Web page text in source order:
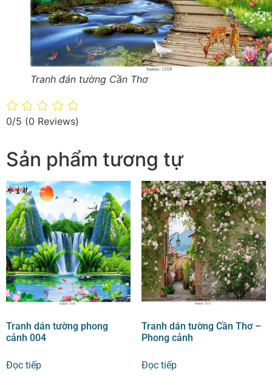
Tranh đán tường Cần Thơ
0/5 (0 Reviews)
Sản phẩm tương tự
Tranh dán tường phong
cảnh 004
Đọc tiếp
Tranh dán tường Cần Thơ –
Phong cảnh
Đọc tiếp